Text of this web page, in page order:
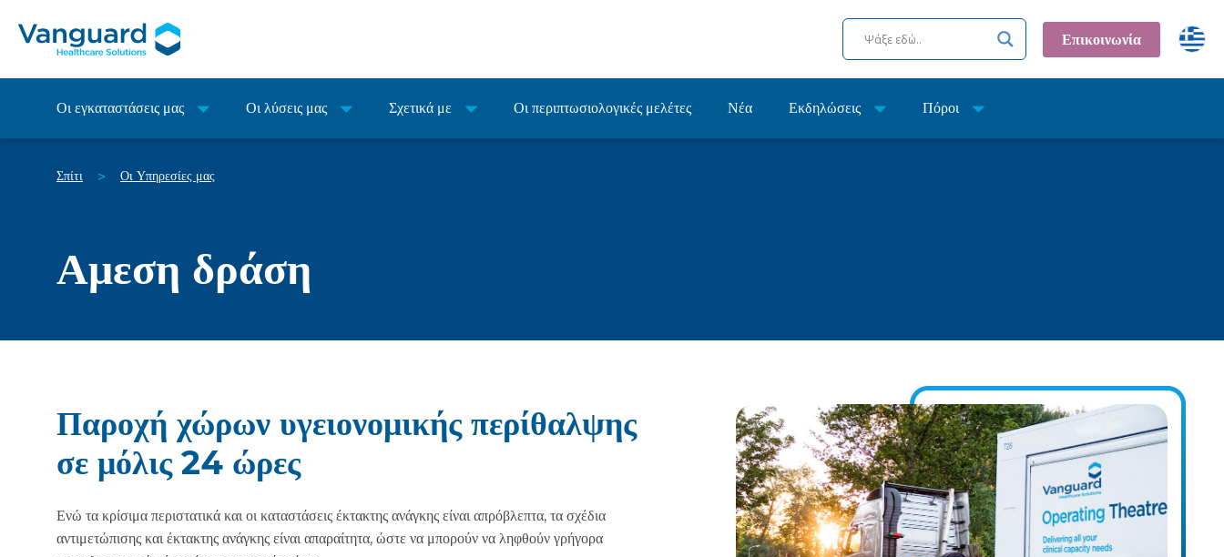
Επικοινωνία
Οι εγκαταστάσεις μας Οι λύσεις μας Σχετικά με Οι περιπτωσιολογικές μελέτες Νέα Εκδηλώσεις Πόροι
Σπίτι > Οι Υπηρεσίες μας
Αμεση δράση
Παροχή χώρων υγειονομικής περίθαλψης
σε μόλις 24 ώρες
Ενώ τα κρίσιμα περιστατικά και οι καταστάσεις έκτακτης ανάγκης είναι απρόβλεπτα, τα σχέδια
αντιμετώπισης και έκτακτης ανάγκης είναι απαραίτητα, ώστε να μπορούν να ληφθούν γρήγορα